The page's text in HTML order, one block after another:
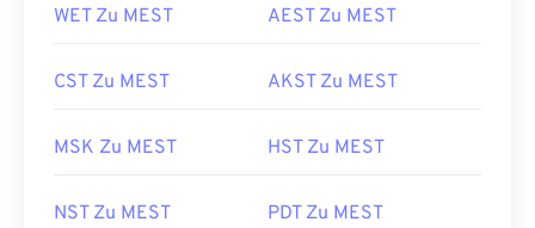
WET Zu MEST AEST Zu MEST
CST Zu MEST AKST Zu MEST
MSK Zu MEST HST Zu MEST
NST Zu MEST PDT Zu MEST